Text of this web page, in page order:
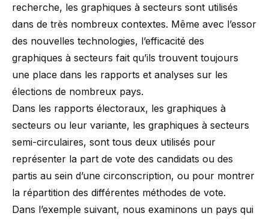
recherche, les graphiques à secteurs sont utilisés
dans de très nombreux contextes. Même avec l’essor
des nouvelles technologies, l’efficacité des
graphiques à secteurs fait qu’ils trouvent toujours
une place dans les rapports et analyses sur les
élections de nombreux pays.
Dans les rapports électoraux, les graphiques à
secteurs ou leur variante, les graphiques à secteurs
semi-circulaires, sont tous deux utilisés pour
représenter la part de vote des candidats ou des
partis au sein d’une circonscription, ou pour montrer
la répartition des différentes méthodes de vote.
Dans l’exemple suivant, nous examinons un pays qui